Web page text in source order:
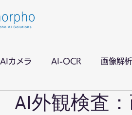
AIカメラ AI-OCR 画像解
AI外観検査